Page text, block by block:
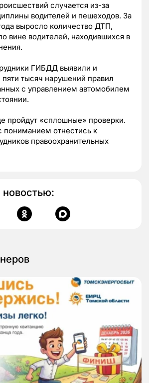
случается из-за
водителей и пешеходов. За
выросло количество ДТП,
вине водителей, находившихся в
ГИБДД выявили и
тысяч нарушений правил
с управлением автомобилем
пройдут «сплошные» проверки.
отнестись к
правоохранительных
новостью: